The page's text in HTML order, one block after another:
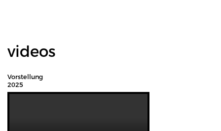
videos
Vorstellung
2025